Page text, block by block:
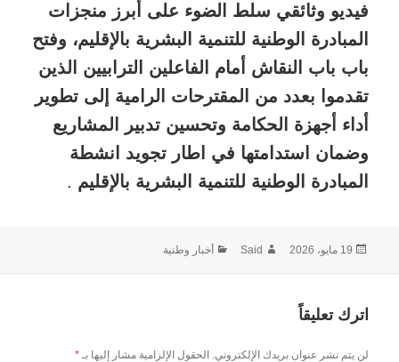
فيديو وثائقي سلط الضوء على أبرز منجزات
المبادرة الوطنية للتنمية البشرية بالإقليم، وفتح
باب باب النقاش أمام الفاعلين الترابيين الذين
تقدموا بعدد من المقترحات الرامية إلى تطوير
أداء أجهزة الحكامة وتحسين تدبير المشاريع
وضمان استدامتها في اطار تجويد انشطة
المبادرة الوطنية للتنمية البشرية بالإقليم .
نُشرت
19 مايو، 2026 الكاتب
Said التصنيفات
أخبار وطنية
اترك تعليقاً
لن يتم نشر عنوان بريدك الإلكتروني. الحقول الإلزامية مشار إليها بـ*